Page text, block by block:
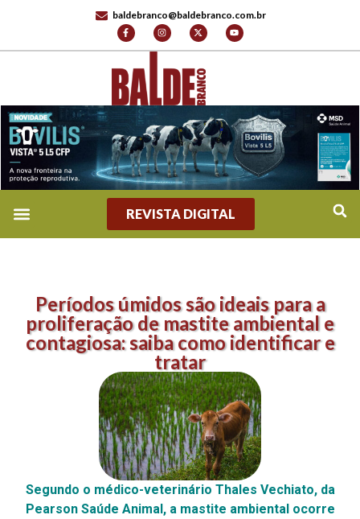
baldebranco@baldebranco.com.br
REVISTA DIGITAL
Períodos úmidos são ideais para a
proliferação de mastite ambiental e
contagiosa: saiba como identificar e
tratar
Segundo o médico-veterinário Thales Vechiato, da
Pearson Saúde Animal, a mastite ambiental ocorre